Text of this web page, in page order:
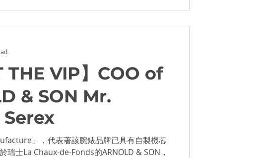
THE VIP】COO of
& SON Mr.
」，代表著該腕錶品牌已具有自製機芯
瑞士La Chaux-de-Fonds的ARNOLD & SON，